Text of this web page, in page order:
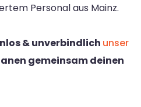
Personal aus Mainz.
& unverbindlich unser
gemeinsam deinen